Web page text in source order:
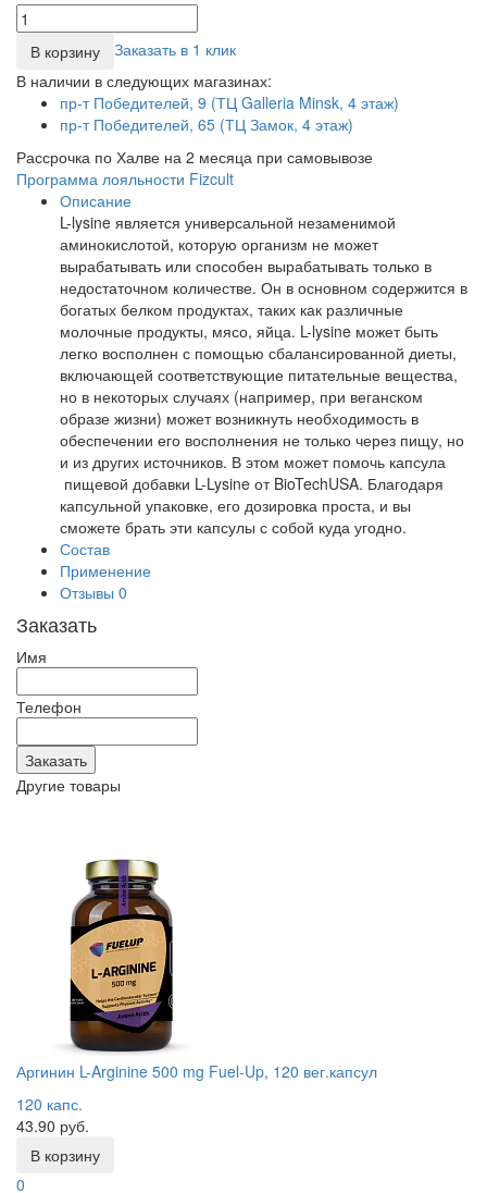
В корзину
Заказать в 1 клик
В наличии в следующих магазинах:
пр-т Победителей, 9 (ТЦ Galleria Minsk, 4 этаж)
пр-т Победителей, 65 (ТЦ Замок, 4 этаж)
Рассрочка по Халве на 2 месяца при самовывозе
Программа лояльности Fizcult
Описание
L-lysine является универсальной незаменимой
аминокислотой, которую организм не может
вырабатывать или способен вырабатывать только в
недостаточном количестве. Он в основном содержится в
богатых белком продуктах, таких как различные
молочные продукты, мясо, яйца. L-lysine может быть
легко восполнен с помощью сбалансированной диеты,
включающей соответствующие питательные вещества,
но в некоторых случаях (например, при веганском
образе жизни) может возникнуть необходимость в
обеспечении его восполнения не только через пищу, но
и из других источников. В этом может помочь капсула
пищевой добавки L-Lysine от BioTechUSA. Благодаря
капсульной упаковке, его дозировка проста, и вы
сможете брать эти капсулы с собой куда угодно.
Состав
Применение
Отзывы 0
Заказать
Имя
Телефон
Другие товары
Аргинин L-Arginine 500 mg Fuel-Up, 120 вег.капсул
120 капс.
43.90 руб.
В корзину
0